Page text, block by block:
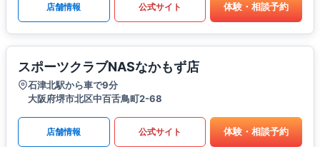
店舗情報 公式サイト 体験・相談予約
スポーツクラブNASなかもず店
石津北駅から車で9分
大阪府堺市北区中百舌鳥町2-68
店舗情報 公式サイト 体験・相談予約